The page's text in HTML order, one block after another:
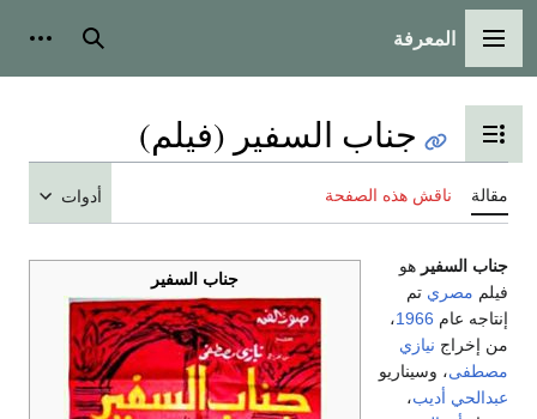
القائمة الرئيسية
المعرفة بحث
تبديل عرض جدول المحتويات
جناب السفير (فيلم)
مقالة ناقش هذه الصفحة أدوات
جناب السفير
جناب السفير هو
فيلم مصري تم
إنتاجه عام 1966،
من إخراج نيازي
مصطفى، وسيناريو
عبدالحي أديب،